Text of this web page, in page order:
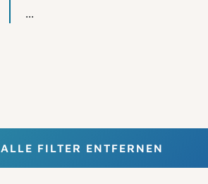
...
ALLE FILTER ENTFERNEN